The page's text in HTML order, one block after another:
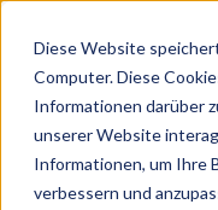
Diese Website
Computer. Diese
Informationen darüber
unserer Website
Informationen, um Ihre
verbessern und